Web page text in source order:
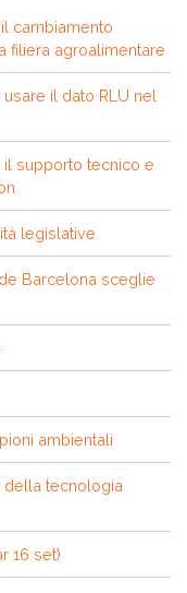
cambiamento
filiera agroalimentare
il dato RLU nel
supporto tecnico e
legislative
Barcelona sceglie
ambientali
della tecnologia
16 set)